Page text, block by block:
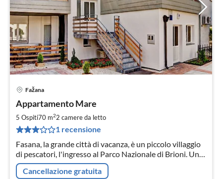
Fažana
Appartamento Mare
5 Ospiti70 m22 camere da letto
1 recensione
Fasana, la grande città di vacanza, è un piccolo villaggio
di pescatori, l'ingresso al Parco Nazionale di Brioni. Un
luogo che sta diventando sempre più un centro di
turismo.
Cancellazione gratuita